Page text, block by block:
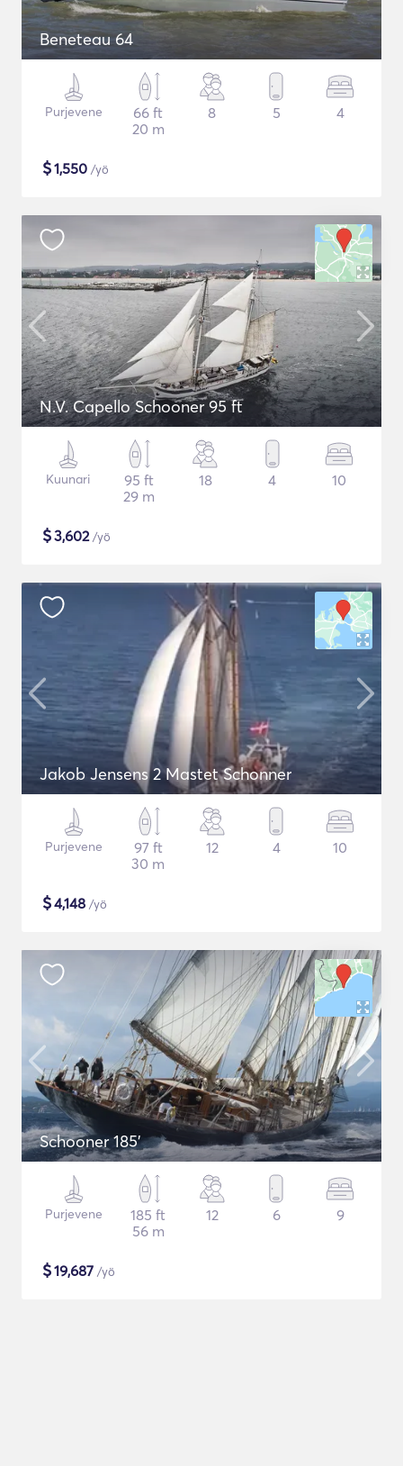
Beneteau 64
Purjevene
66 ft
20 m
8 5 4
$1,550 /yö
N.V. Capello Schooner 95 ft
Kuunari
95 ft
29 m
18 4 10
$3,602/yö
Jakob Jensens 2 Mastet Schonner
Purjevene
97 ft
30 m
12 4 10
$4,148 /yö
Schooner 185'
Purjevene
185 ft
56 m
12 6 9
$19,687 /yö